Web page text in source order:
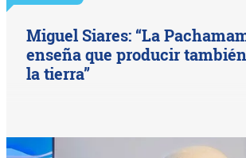
Miguel Siares: “La
enseña que producir
la tierra”